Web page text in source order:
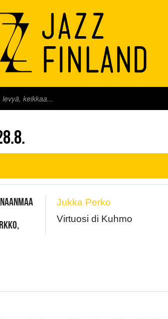
Jukka Perko
Virtuosi di Kuhmo